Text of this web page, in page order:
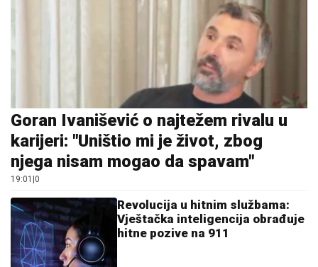
Goran Ivanišević o najtežem rivalu u
karijeri: "Uništio mi je život, zbog
njega nisam mogao da spavam"
19:01 0
Revolucija u hitnim službama:
Vještačka inteligencija obrađuje
hitne pozive na 911